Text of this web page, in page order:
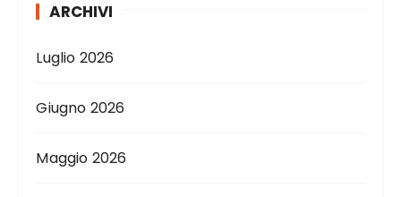
ARCHIVI
Luglio 2026
Giugno 2026
Maggio 2026